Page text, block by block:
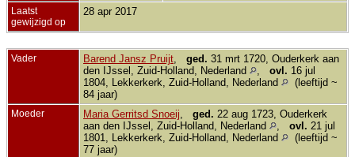
Laatst
gewijzigd op
28 apr 2017
Vader Barend Jansz Pruijt, ged. 31 mrt 1720, Ouderkerk aan
den IJssel, Zuid-Holland, Nederland
, ovl. 16 jul
1804, Lekkerkerk, Zuid-Holland, Nederland
(leeftijd ~
84 jaar)
Moeder Maria Gerritsd Snoeij, ged. 22 aug 1723, Ouderkerk
aan den IJssel, Zuid-Holland, Nederland
, ovl. 21 jul
1801, Lekkerkerk, Zuid-Holland, Nederland
(leeftijd ~
77 jaar)